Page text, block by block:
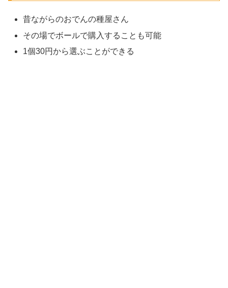
昔ながらのおでんの種屋さん
その場でボールで購入することも可能
1個30円から選ぶことができる